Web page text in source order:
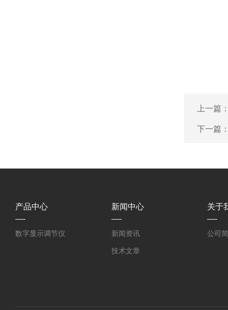
上一篇
下一篇
产品中心
数字显示调节仪
新闻中心
新闻资讯
技术文章
关于
公司